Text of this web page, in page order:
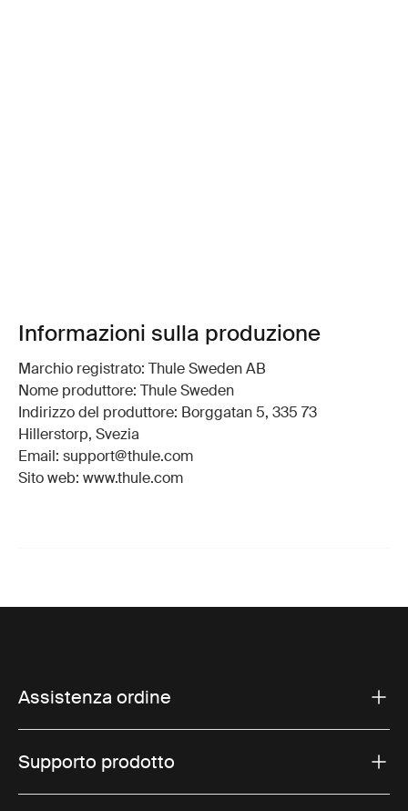
Informazioni sulla produzione
Marchio registrato: Thule Sweden AB
Nome produttore: Thule Sweden
Indirizzo del produttore: Borggatan 5, 335 73
Hillerstorp, Svezia
Email: support@thule.com
Sito web: www.thule.com
Assistenza ordine
Supporto prodotto